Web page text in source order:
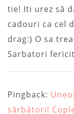
tie! Iti urez să
cadouri ca cel
drag:) O sa
Sarbatori
Pingback:
sărbători!